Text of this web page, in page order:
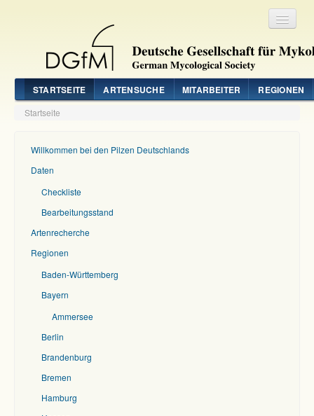
STARTSEITE ARTENSUCHE MITARBEITER REGIONEN
Startseite
Willkommen bei den Pilzen Deutschlands
Daten
Checkliste
Bearbeitungsstand
Artenrecherche
Regionen
Baden-Württemberg
Bayern
Ammersee
Berlin
Brandenburg
Bremen
Hamburg